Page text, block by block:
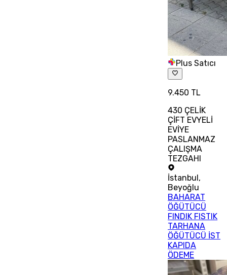
Plus Satıcı
9.450 TL
430 ÇELİK
ÇİFT EVYELİ
EVİYE
PASLANMAZ
ÇALIŞMA
TEZGAHI
İstanbul,
Beyoğlu
BAHARAT
ÖĞÜTÜCÜ
FINDIK FISTIK
TARHANA
ÖĞÜTÜCÜ İST
KAPIDA
ÖDEME